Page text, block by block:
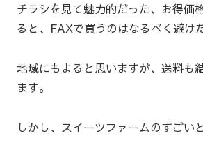
チラシを見て魅力的だった、お得価
ると、FAXで買うのはなるべく避け
地域にもよると思いますが、送料も
ます。
しかし、スイーツファームのすごい